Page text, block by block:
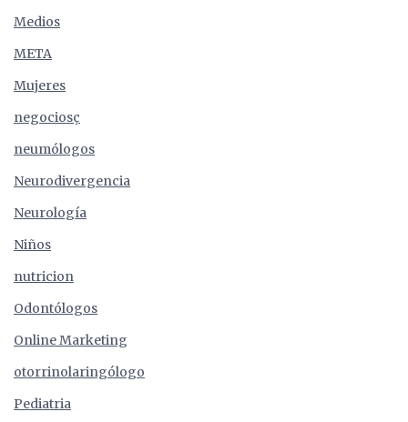
Medios
META
Mujeres
negociosç
neumólogos
Neurodivergencia
Neurología
Niños
nutricion
Odontólogos
Online Marketing
otorrinolaringólogo
Pediatria